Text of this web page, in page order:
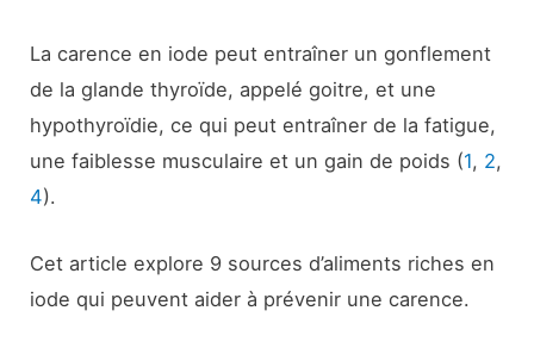
La carence en iode peut entraîner un gonflement
de la glande thyroïde, appelé goitre, et une
hypothyroïdie, ce qui peut entraîner de la fatigue,
une faiblesse musculaire et un gain de poids (1, 2,
4).
Cet article explore 9 sources d’aliments riches en
iode qui peuvent aider à prévenir une carence.